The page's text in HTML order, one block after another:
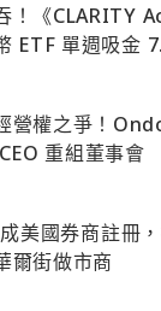
！《CLARITY
ETF 單週吸金
營權之爭！
重組董事會
國券商註冊
爾街做市商